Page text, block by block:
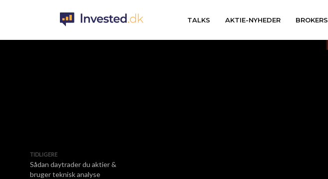
TALKS AKTIE-NYHEDER BROKERS
TIDLIGERE
Sådan daytrader du aktier &
bruger teknisk analyse